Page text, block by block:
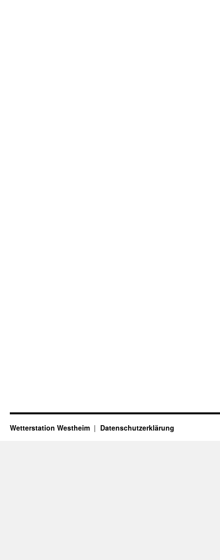
Wetterstation Westheim Datenschutzerklärung